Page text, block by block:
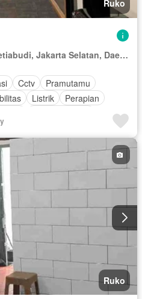
Ruko
RW 04, Karet Semanggi, Setiabudi, Jakarta Selatan, Daerah Khusus Ibukota Jakarta
Cctv
Pramutamu
Listrik
Perapian
jam
Telephone
Ruko